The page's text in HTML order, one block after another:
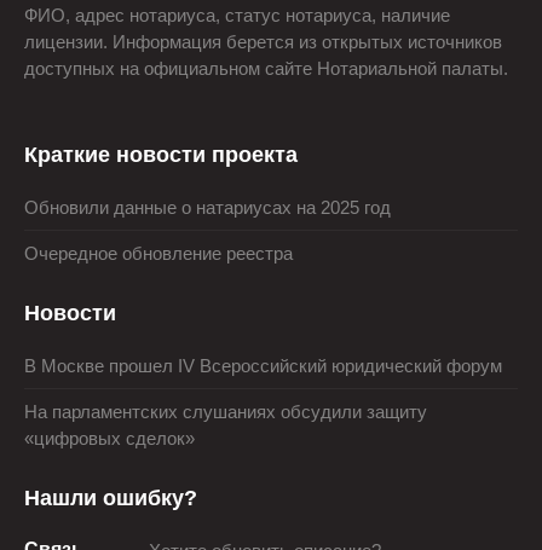
ФИО, адрес нотариуса, статус нотариуса, наличие
лицензии. Информация берется из открытых источников
доступных на официальном сайте Нотариальной палаты.
Краткие новости проекта
Обновили данные о натариусах на 2025 год
Очередное обновление реестра
Новости
В Москве прошел IV Всероссийский юридический форум
На парламентских слушаниях обсудили защиту
«цифровых сделок»
Нашли ошибку?